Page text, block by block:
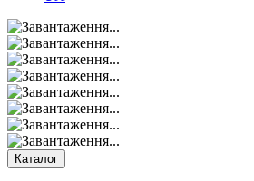
Каталог